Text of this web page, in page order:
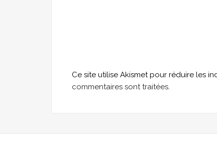
Ce site utilise Akismet pour réduire les
commentaires sont traitées.